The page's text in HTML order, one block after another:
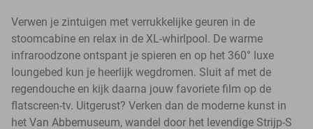
Verwen je zintuigen met verrukkelijke geuren in de
stoomcabine en relax in de XL-whirlpool. De warme
infraroodzone ontspant je spieren en op het 360° luxe
loungebed kun je heerlijk wegdromen. Sluit af met de
regendouche en kijk daarna jouw favoriete film op de
flatscreen-tv. Uitgerust? Verken dan de moderne kunst in
het Van Abbemuseum, wandel door het levendige Strijp-S